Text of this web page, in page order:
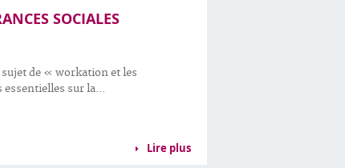
SOCIALES
de « workation et les
sur la...
Lire plus